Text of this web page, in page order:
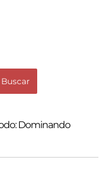
Buscar
Dominando